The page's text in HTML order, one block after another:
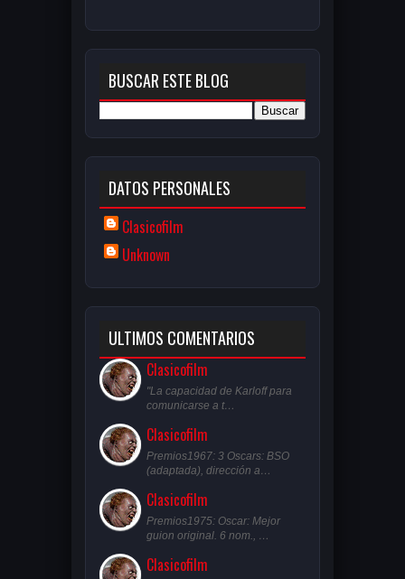
BUSCAR ESTE BLOG
DATOS PERSONALES
Clasicofilm
Unknown
ULTIMOS COMENTARIOS
Clasicofilm
"La capacidad de Karloff para
comunicarse a t…
Clasicofilm
Premios1967: 3 Oscars: BSO
(adaptada), dirección a…
Clasicofilm
Premios1975: Oscar: Mejor
guion original. 6 nom., …
Clasicofilm